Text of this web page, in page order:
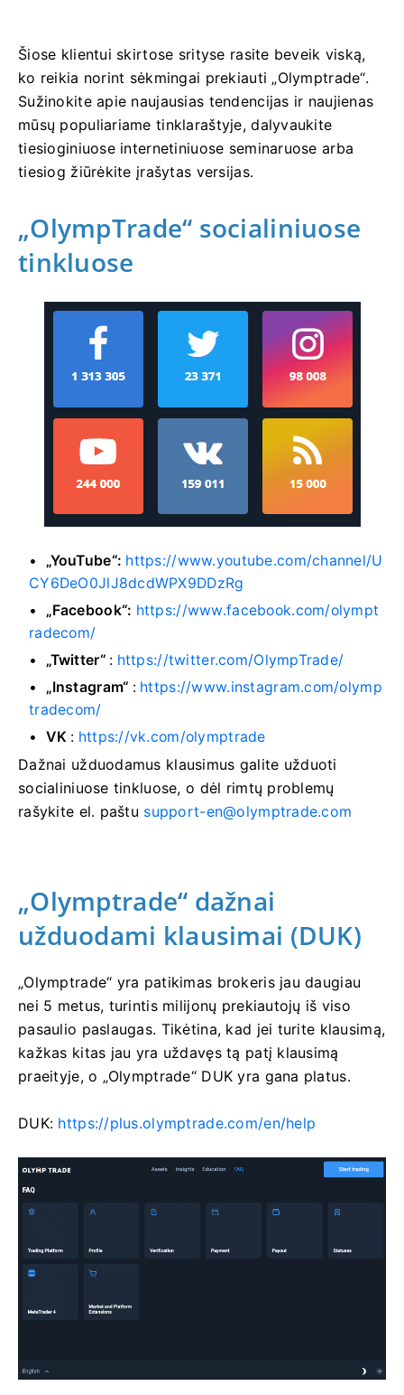
Šiose klientui skirtose srityse rasite beveik viską,
ko reikia norint sėkmingai prekiauti „Olymptrade“.
Sužinokite apie naujausias tendencijas ir naujienas
mūsų populiariame tinklaraštyje, dalyvaukite
tiesioginiuose internetiniuose seminaruose arba
tiesiog žiūrėkite įrašytas versijas.
„OlympTrade“ socialiniuose
tinkluose
„YouTube“: https://www.youtube.com/channel/U
CY6DeO0JlJ8dcdWPX9DDzRg
„Facebook“: https://www.facebook.com/olympt
radecom/
„Twitter“: https://twitter.com/OlympTrade/
„Instagram“ : https://www.instagram.com/olymp
tradecom/
VK: https://vk.com/olymptrade
Dažnai užduodamus klausimus galite užduoti
socialiniuose tinkluose, o dėl rimtų problemų
rašykite el. paštu support-en@olymptrade.com
„Olymptrade“ dažnai
užduodami klausimai (DUK)
„Olymptrade“ yra patikimas brokeris jau daugiau
nei 5 metus, turintis milijonų prekiautojų iš viso
pasaulio paslaugas. Tikėtina, kad jei turite klausimą,
kažkas kitas jau yra uždavęs tą patį klausimą
praeityje, o „Olymptrade“ DUK yra gana platus.
DUK: https://plus.olymptrade.com/en/help